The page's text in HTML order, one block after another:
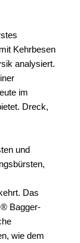
Kehrbesen
analysiert.
im
Dreck,
und
Das
Bagger-
wie dem